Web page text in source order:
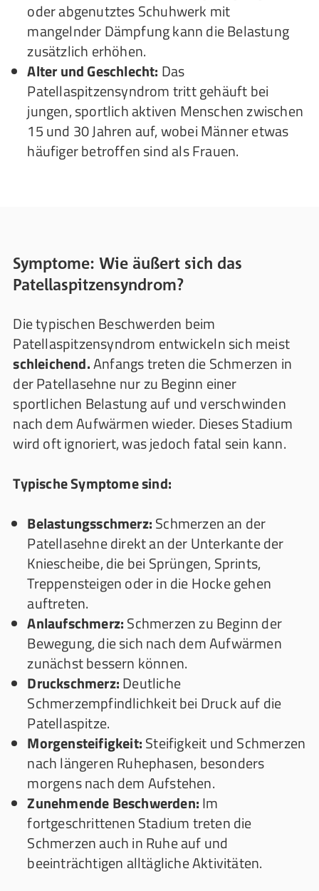
oder abgenutztes Schuhwerk mit
mangelnder Dämpfung kann die Belastung
zusätzlich erhöhen.
Alter und Geschlecht: Das
Patellaspitzensyndrom tritt gehäuft bei
jungen, sportlich aktiven Menschen zwischen
15 und 30 Jahren auf, wobei Männer etwas
häufiger betroffen sind als Frauen.
Symptome: Wie äußert sich das
Patellaspitzensyndrom?
Die typischen Beschwerden beim
Patellaspitzensyndrom entwickeln sich meist
schleichend.Anfangs treten die Schmerzen in
der Patellasehne nur zu Beginn einer
sportlichen Belastung auf und verschwinden
nach dem Aufwärmen wieder. Dieses Stadium
wird oft ignoriert, was jedoch fatal sein kann.
Typische Symptome sind:
Belastungsschmerz:Schmerzen an der
Patellasehne direkt an der Unterkante der
Kniescheibe, die bei Sprüngen, Sprints,
Treppensteigen oder in die Hocke gehen
auftreten.
Anlaufschmerz:Schmerzen zu Beginn der
Bewegung, die sich nach dem Aufwärmen
zunächst bessern können.
Druckschmerz:Deutliche
Schmerzempfindlichkeit bei Druck auf die
Patellaspitze.
Morgensteifigkeit:Steifigkeit und Schmerzen
nach längeren Ruhephasen, besonders
morgens nach dem Aufstehen.
Zunehmende Beschwerden:Im
fortgeschrittenen Stadium treten die
Schmerzen auch in Ruhe auf und
beeinträchtigen alltägliche Aktivitäten.